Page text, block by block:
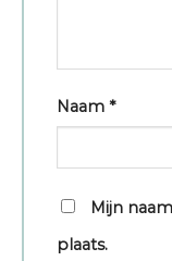
Naam *
Mijn
plaats.